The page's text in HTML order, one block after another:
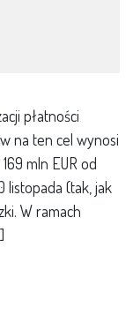
płatności
na ten cel wynosi
mln EUR od
listopada (tak, jak
W ramach